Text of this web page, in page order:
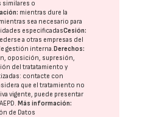
similares o
mientras dure la
sea necesario para
especificadasCesión:
a otras empresas del
gestión interna.Derechos:
oposición, supresión,
del tratatamiento y
contacte con
que el tratamiento no
vigente, puede presentar
AEPD.Más información:
de Datos